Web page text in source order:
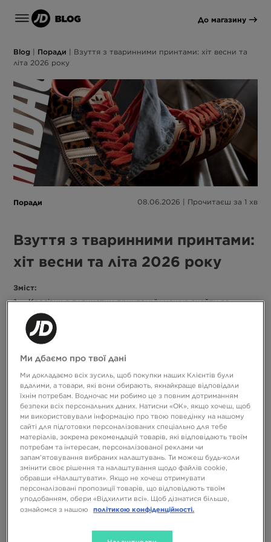
До магазину
Blog | Поради | Взуття з тваринними принтами: хіт весни та
літа 2026 року
Поради 08.06.2026 | Прочитаєш за 1 хв
Взуття з тваринними принтами:
хіт весни та літа 2026 року
Зміст:
Кросівки з плямистим принтом: їх можна знайти за
слідами
Кросівки cow print: для лідерів стада
Кросівки з латками жирафа: ми про це не просили, але
Кросівки з візерунком у вигляді луски: змія та крокодил
атакують
Що спільного між офіцером гусарів XVII століття, заможною
власницею модного дому з улюбленої теленовели твоєї бабусі
та Ріанною? Усі вони вміють носити принти з тваринними
мотивами. І добре знають, що це прояв сили. «Так, я знаю, що
місто — це джунглі», — кажуть кросівки з леопардовим або
тигровим принтом, — «але на цій території саме я —
найнебезпечніший хижак». Вони завжди будуть трохи
кітчевими, дуже виразними й абсолютно неприборканими.
Але в цьому й полягає їхня сила. Дізнайся, як носити тваринні
візерунки на щодень і на вечір.
знайти за слідами
Ми дбаємо про твої дані
Ми докладаємо всіх зусиль, щоб покупки наших Клієнтів були
вдалими, а товари, які вони обирають, якнайкраще відповідали
їхнім потребам. Водночас ми робимо це з повним дотриманням
безпеки всіх персональних даних. Натисни «OK», якщо хочеш, щоб
ми використовували інформацію про твою поведінку на нашому
сайті для підготовки персоналізованих спеціально для тебе
матеріалів, зокрема рекомендацій товарів, які відповідають твоїм
потребам та інтересам, персоналізованої реклами чи
запам’ятовування вибраних налаштувань. Ти можеш будь-коли
змінити своє рішення та налаштування щодо файлів cookie,
обравши «Налаштувати». Якщо не хочеш отримувати
персоналізовані пропозиції товарів, що відповідають твоїм
уподобанням, обери «Відхилити всі». Щоб дізнатися більше,
ознайомся з нашою
політикою конфіденційності.